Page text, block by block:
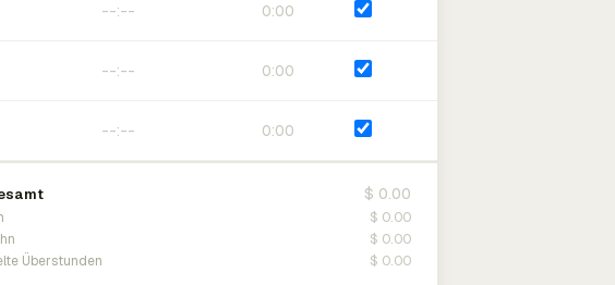
0:00
0:00
0:00
$ 0.00
$ 0.00
$ 0.00
Überstunden $ 0.00